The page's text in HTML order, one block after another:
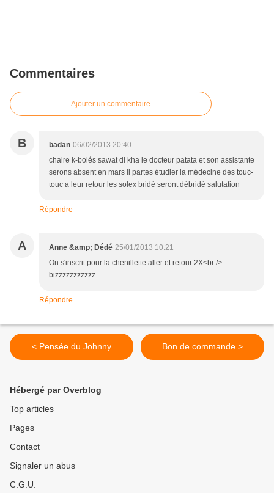
Commentaires
Ajouter un commentaire
B badan 06/02/2013 20:40
chaire k-bolés sawat di kha le docteur patata et son assistante
serons absent en mars il partes étudier la médecine des touc-
touc a leur retour les solex bridé seront débridé salutation
Répondre
A Anne &amp; Dédé 25/01/2013 10:21
On s'inscrit pour la chenillette aller et retour 2X<br />
bizzzzzzzzzzz
Répondre
< Pensée du Johnny Bon de commande >
Hébergé par Overblog
Top articles
Pages
Contact
Signaler un abus
C.G.U.